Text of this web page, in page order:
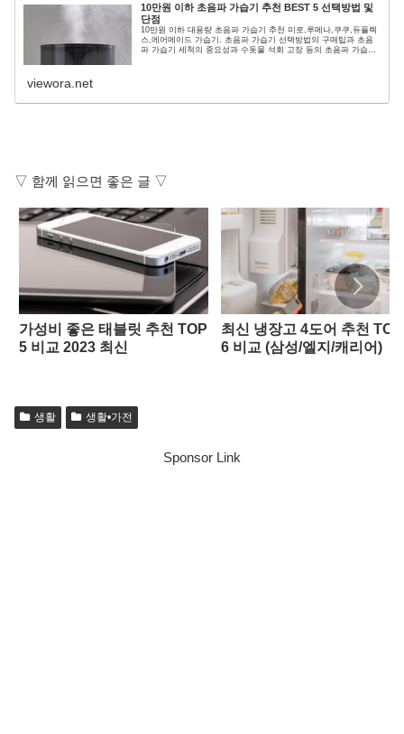
10만원 이하 초음파 가습기 추천 BEST 5 선택방법 및
단점
10만원 이하 대용량 초음파 가습기 추천 미로,루메나,쿠쿠,듀플렉
스,에어메이드 가습기. 초음파 가습기 선택방법의 구매팁과 초음
파 가습기 세척의 중요성과 수돗물 석회 고장 등의 초음파 가습기
viewora.net
▽ 함께 읽으면 좋은 글 ▽
가성비 좋은 태블릿 추천 TOP
5 비교 2023 최신
최신 냉장고 4도어 추천 TOP
6 비교 (삼성/엘지/캐리어)
생활 생활•가전
Sponsor Link